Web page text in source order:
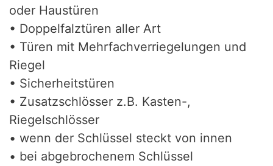
oder Haustüren
• Doppelfalztüren aller Art
• Türen mit Mehrfachverriegelungen und
Riegel
• Sicherheitstüren
• Zusatzschlösser z.B. Kasten-,
Riegelschlösser
• wenn der Schlüssel steckt von innen
• bei abgebrochenem Schlüssel